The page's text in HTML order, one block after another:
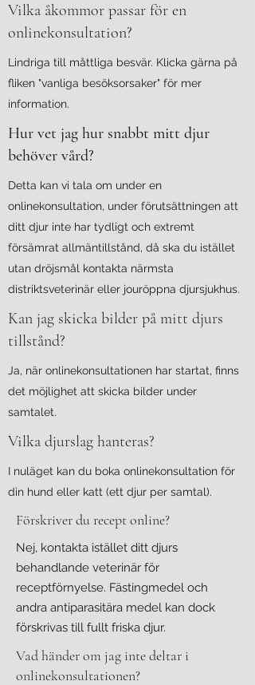
Vilka åkommor passar för en
onlinekonsultation?
Lindriga till måttliga besvär. Klicka gärna på
fliken "vanliga besöksorsaker" för mer
information.
Hur vet jag hur snabbt mitt djur
behöver vård?
Detta kan vi tala om under en
onlinekonsultation, under förutsättningen att
ditt djur inte har tydligt och extremt
försämrat allmäntillstånd, då ska du istället
utan dröjsmål kontakta närmsta
distriktsveterinär eller jouröppna djursjukhus.
Kan jag skicka bilder på mitt djurs
tillstånd?
Ja, när onlinekonsultationen har startat, finns
det möjlighet att skicka bilder under
samtalet.
Vilka djurslag hanteras?
I nuläget kan du boka onlinekonsultation för
din hund eller katt (ett djur per samtal).
Förskriver du recept online?
Nej, kontakta istället ditt djurs
behandlande veterinär för
receptförnyelse. Fästingmedel och
andra antiparasitära medel kan dock
förskrivas till fullt friska djur.
Vad händer om jag inte deltar i
onlinekonsultationen?